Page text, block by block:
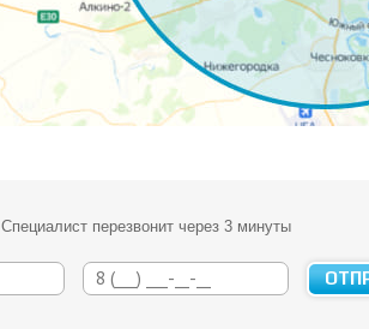
Специалист перезвонит через 3 минуты